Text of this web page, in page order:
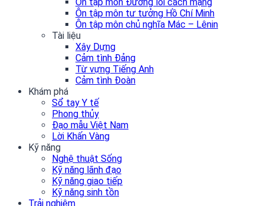
Ôn tập môn Đường lối cách mạng
Ôn tập môn tư tưởng Hồ Chí Minh
Ôn tập môn chủ nghĩa Mác – Lênin
Tài liệu
Xây Dựng
Cảm tình Đảng
Từ vựng Tiếng Anh
Cảm tình Đoàn
Khám phá
Sổ tay Y tế
Phong thủy
Đạo mẫu Việt Nam
Lời Khấn Vàng
Kỹ năng
Nghệ thuật Sống
Kỹ năng lãnh đạo
Kỹ năng giao tiếp
Kỹ năng sinh tồn
Trải nghiệm